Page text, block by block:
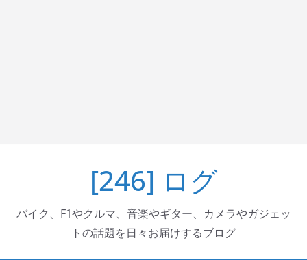
[246] ログ
バイク、F1やクルマ、音楽やギター、カメラやガジェッ
トの話題を日々お届けするブログ